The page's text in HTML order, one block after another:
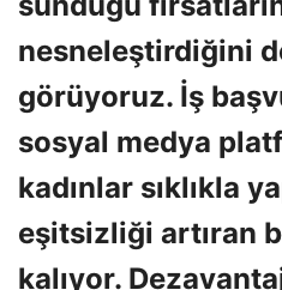
nesneleştirdiğini
görüyoruz. İş
sosyal medya
kadınlar sıklıkla
eşitsizliği artıran
kalıyor.